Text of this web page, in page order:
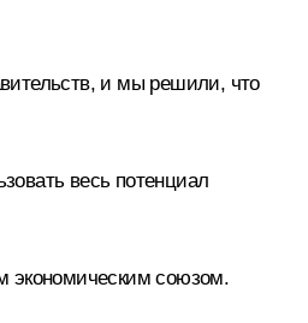
и мы решили, что
весь потенциал
экономическим союзом.